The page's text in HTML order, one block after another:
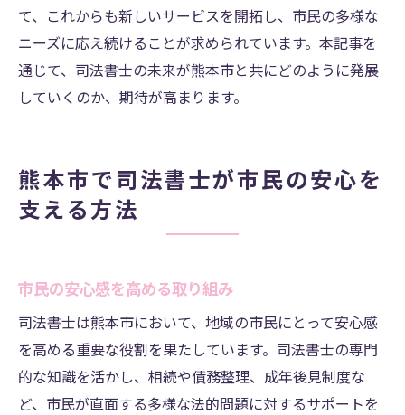
て、これからも新しいサービスを開拓し、市民の多様な
ニーズに応え続けることが求められています。本記事を
通じて、司法書士の未来が熊本市と共にどのように発展
していくのか、期待が高まります。
熊本市で司法書士が市民の安心を
支える方法
市民の安心感を高める取り組み
司法書士は熊本市において、地域の市民にとって安心感
を高める重要な役割を果たしています。司法書士の専門
的な知識を活かし、相続や債務整理、成年後見制度な
ど、市民が直面する多様な法的問題に対するサポートを